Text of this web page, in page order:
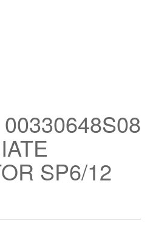
SP6/12